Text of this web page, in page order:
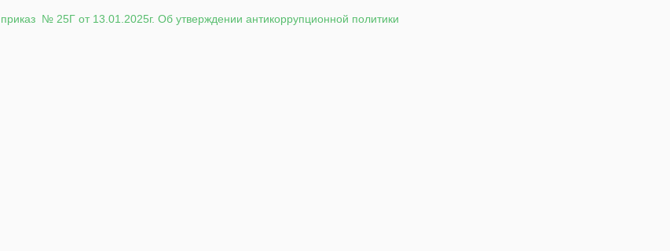
приказ № 25Г от 13.01.2025г. Об утверждении антикоррупционной политики